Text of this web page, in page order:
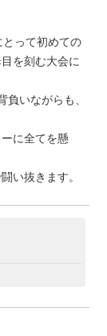
って初めての
を刻む大会に
いながらも、
に全てを懸
い抜きます。